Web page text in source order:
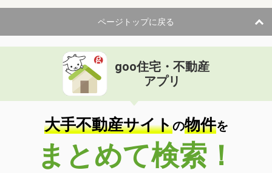
ページトップに戻る
goo住宅・不動産
アプリ
大手不動産サイトの物件を
まとめて検索！